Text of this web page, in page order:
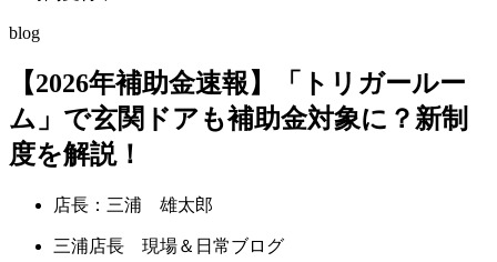
blog
【2026年補助金速報】「トリガールー
ム」で玄関ドアも補助金対象に？新制
度を解説！
店長：三浦 雄太郎
三浦店長 現場＆日常ブログ